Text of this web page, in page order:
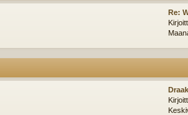
Re: